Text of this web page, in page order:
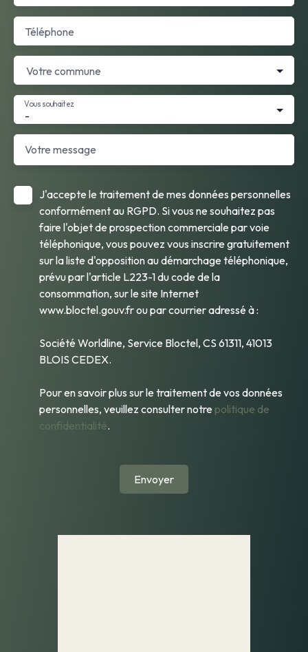
Téléphone
Votre commune
-
Vous souhaitez
Votre message
J'accepte le traitement de mes données personnelles
conformément au RGPD. Si vous ne souhaitez pas
faire l'objet de prospection commerciale par voie
téléphonique, vous pouvez vous inscrire gratuitement
sur la liste d'opposition au démarchage téléphonique,
prévu par l'article L223-1 du code de la
consommation, sur le site Internet
www.bloctel.gouv.fr ou par courrier adressé à :
Société Worldline, Service Bloctel, CS 61311, 41013
BLOIS CEDEX.
Pour en savoir plus sur le traitement de vos données
personnelles, veuillez consulter notre politique de
confidentialité.
Envoyer